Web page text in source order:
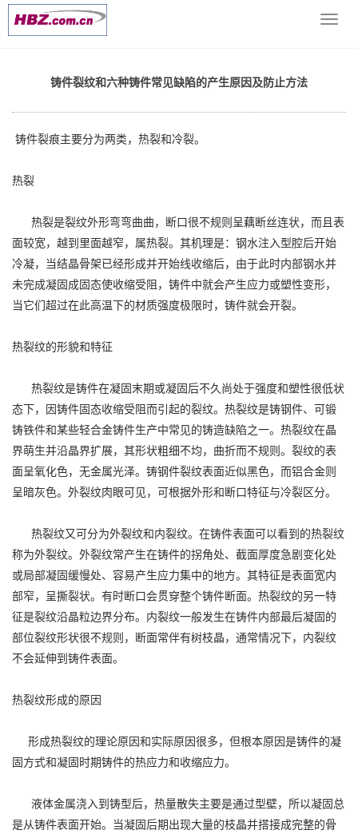
导
当前位置：网站首页
>> 铸件裂纹和六种铸件
铸件裂纹和六种铸件常见缺陷的产生原因及防止方法
铸件裂痕主要分为两类，热裂和冷裂。
热裂
热裂是裂纹外形弯弯曲曲，断口很不规则呈藕断丝连状，而且表
面较宽，越到里面越窄，属热裂。其机理是：钢水注入型腔后开始
冷凝，当结晶骨架已经形成并开始线收缩后，由于此时内部钢水并
未完成凝固成固态使收缩受阻，铸件中就会产生应力或塑性变形，
当它们超过在此高温下的材质强度极限时，铸件就会开裂。
热裂纹的形貌和特征
热裂纹是铸件在凝固末期或凝固后不久尚处于强度和塑性很低状
态下，因铸件固态收缩受阻而引起的裂纹。热裂纹是铸钢件、可锻
铸铁件和某些轻合金铸件生产中常见的铸造缺陷之一。热裂纹在晶
界萌生并沿晶界扩展，其形状粗细不均，曲折而不规则。裂纹的表
面呈氧化色，无金属光泽。铸钢件裂纹表面近似黑色，而铝合金则
呈暗灰色。外裂纹肉眼可见，可根据外形和断口特征与冷裂区分。
热裂纹又可分为外裂纹和内裂纹。在铸件表面可以看到的热裂纹
称为外裂纹。外裂纹常产生在铸件的拐角处、截面厚度急剧变化处
或局部凝固缓慢处、容易产生应力集中的地方。其特征是表面宽内
部窄，呈撕裂状。有时断口会贯穿整个铸件断面。热裂纹的另一特
征是裂纹沿晶粒边界分布。内裂纹一般发生在铸件内部最后凝固的
部位裂纹形状很不规则，断面常伴有树枝晶，通常情况下，内裂纹
不会延伸到铸件表面。
热裂纹形成的原因
形成热裂纹的理论原因和实际原因很多，但根本原因是铸件的凝
固方式和凝固时期铸件的热应力和收缩应力。
液体金属浇入到铸型后，热量散失主要是通过型壁，所以凝固总
是从铸件表面开始。当凝固后期出现大量的枝晶并搭接成完整的骨